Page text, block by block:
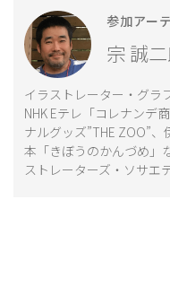
参加アー
宗 誠
イラストレーター・グラ
NHK Eテレ「コレナンデ
ナルグッズ”THE ZOO”
本「きぼうのかんづめ」
ストレーターズ・ソサエ